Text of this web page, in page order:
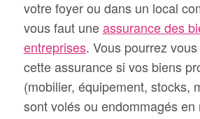
votre foyer ou dans un local
vous faut uneassurance des
entreprises. Vous pourrez
cette assurance si vos biens
(mobilier, équipement, stocks,
sont volés ou endommagés en